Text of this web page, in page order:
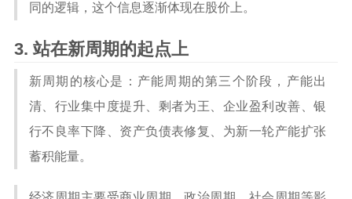
同的逻辑，这个信息逐渐体现在股价上。
站在新周期的起点上
新周期的核心是：产能周期的第三个阶段，产能出
清、行业集中度提升、剩者为王、企业盈利改善、银
行不良率下降、资产负债表修复、为新一轮产能扩张
蓄积能量。